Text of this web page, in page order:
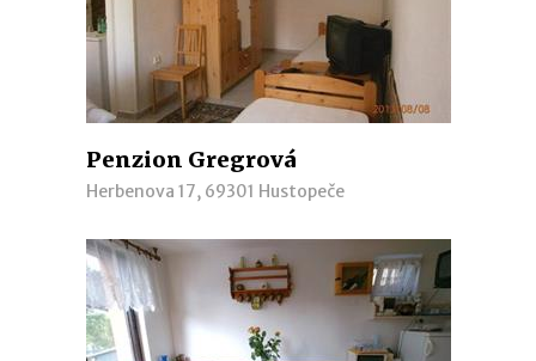
Penzion Gregrová
Herbenova 17, 69301 Hustopeče